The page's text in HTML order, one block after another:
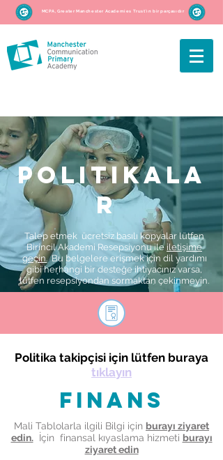
MCPA, Greater Manchester Academies Trust'ın bir parçasıdır
politikala
r
Talep etmek ücretsiz basılı kopyalar lütfen
Birincil Akademi Resepsiyonu ile iletişime
geçin.Bu belgelere erişmek için dil yardımı
gibi herhangi bir desteğe ihtiyacınız varsa,
lütfen resepsiyondan sormaktan çekinmeyin.
Politika takipçisi için lütfen buraya
tıklayın
finans
Mali Tablolarla ilgili Bilgi için burayı ziyaret
edin.İçin finansal kıyaslama hizmeti burayı
ziyaret edin